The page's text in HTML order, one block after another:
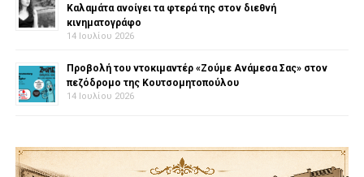
Καλαμάτα ανοίγει τα φτερά της στον διεθνή
κινηματογράφο
14 Ιουλίου 2026
Προβολή του ντοκιμαντέρ «Ζούμε Ανάμεσα Σας» στον
πεζόδρομο της Κουτσομητοπούλου
14 Ιουλίου 2026